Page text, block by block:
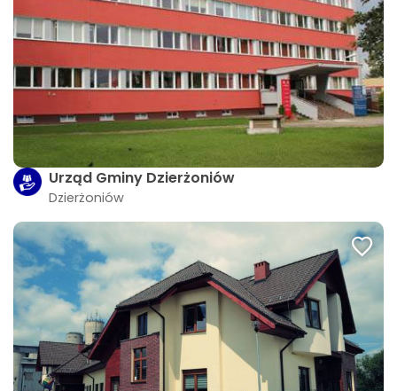
Urząd Gminy Dzierżoniów
Dzierżoniów